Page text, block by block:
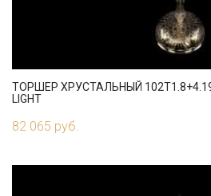
ТОРШЕР ХРУСТАЛЬНЫЙ
LIGHT
82 065 руб.